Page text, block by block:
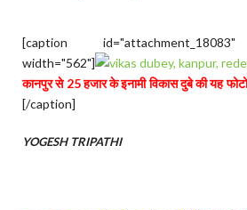
[caption id="attachment_18083"
width="562"]
कानपुर से 25 हजार के इनामी विकास दुबे की यह
[/caption]
YOGESH TRIPATHI